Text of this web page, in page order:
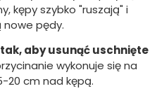
kępy szybko "ruszają" i
nowe pędy.
aby usunąć uschnięte
wykonuje się na
20 cm nad kępą.